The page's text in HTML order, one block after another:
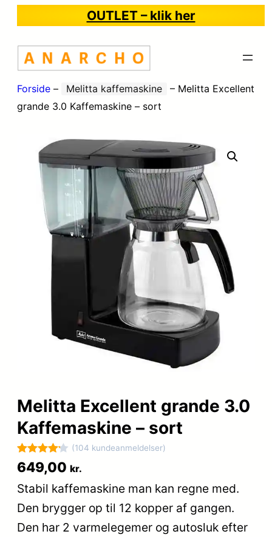
OUTLET – klik her
Forside – Melitta kaffemaskine – Melitta Excellent
grande 3.0 Kaffemaskine – sort
Melitta Excellent grande 3.0
Kaffemaskine – sort
Bedømt
4.2
ud af 5
baseret
på
104
(104 kundeanmeldelser)
649,00 kr.
Stabil kaffemaskine man kan regne med.
Den brygger op til 12 kopper af gangen.
Den har 2 varmelegemer og autosluk efter